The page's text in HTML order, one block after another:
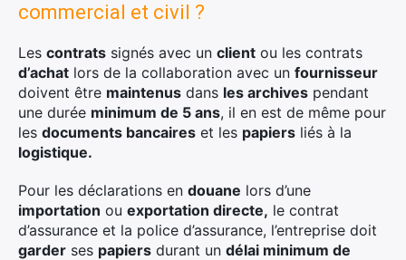
commercial et civil ?
Les contrats signés avec un client ou les contrats
d’achat lors de la collaboration avec un fournisseur
doivent être maintenus dans les archives pendant
une durée minimum de 5 ans, il en est de même pour
les documents bancaires et les papiers liés à la
logistique.
Pour les déclarations en douane lors d’une
importation ou exportation directe, le contrat
d’assurance et la police d’assurance, l’entreprise doit
garder ses papiers durant un délai minimum de